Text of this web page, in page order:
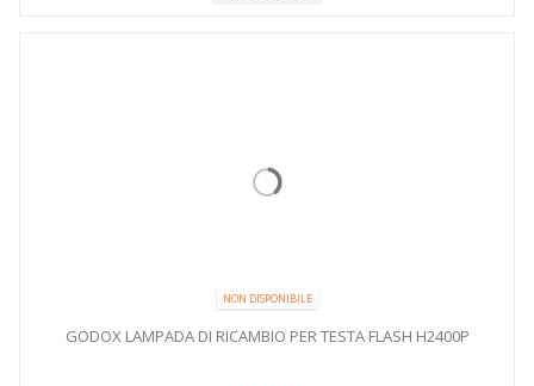
NON DISPONIBILE
GODOX LAMPADA DI RICAMBIO PER TESTA FLASH H2400P